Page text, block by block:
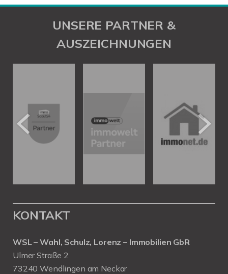
UNSERE PARTNER &
AUSZEICHNUNGEN
KONTAKT
WSL – Wahl, Schulz, Lorenz – Immobilien GbR
Ulmer Straße 2
73240 Wendlingen am Neckar